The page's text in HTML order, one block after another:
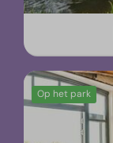
Op het park